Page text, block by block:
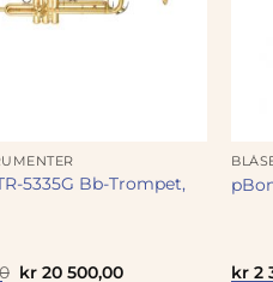
5335G Bb-Trompet,
Opprinnelig
kr 20 500,00Nåværende kr 2